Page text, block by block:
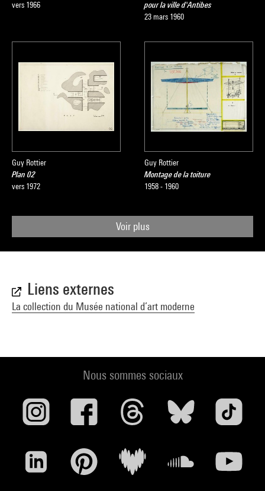
vers 1966
pour la ville d'Antibes
23 mars 1960
Guy Rottier
Plan 02
vers 1972
Guy Rottier
Montage de la toiture
1958 - 1960
Voir plus
Liens externes
La collection du Musée national d’art moderne
Nous sommes sociaux